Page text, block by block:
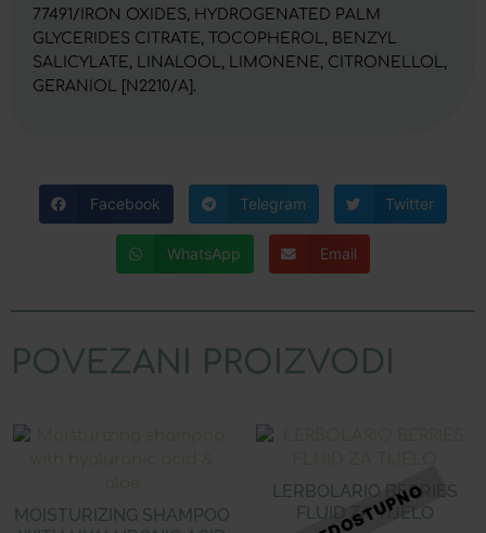
77491/IRON OXIDES, HYDROGENATED PALM
GLYCERIDES CITRATE, TOCOPHEROL, BENZYL
SALICYLATE, LINALOOL, LIMONENE, CITRONELLOL,
GERANIOL [N2210/A].
Facebook Telegram Twitter
WhatsApp Email
POVEZANI PROIZVODI
MOISTURIZING SHAMPOO
LERBOLARIO BERRIES
FLUID ZA TIJELO